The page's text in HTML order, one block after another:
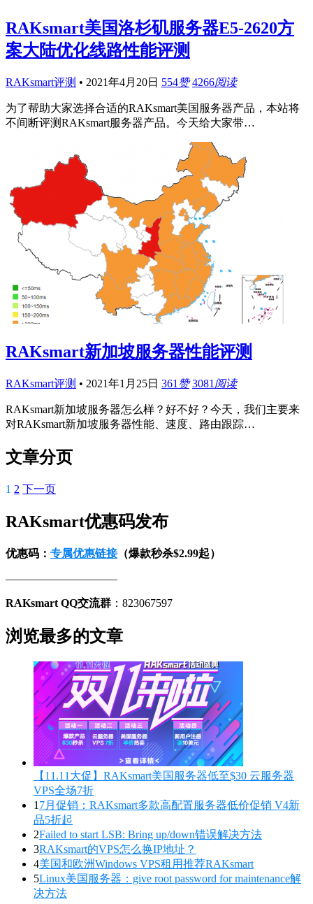
RAKsmart美国洛杉矶服务器E5-2620方
案大陆优化线路性能评测
RAKsmart评测 • 2021年4月20日 554赞 4266阅读
为了帮助大家选择合适的RAKsmart美国服务器产品，本站将
不间断评测RAKsmart服务器产品。今天给大家带…
RAKsmart新加坡服务器性能评测
RAKsmart评测 • 2021年1月25日 361 赞 3081 阅读
RAKsmart新加坡服务器怎么样？好不好？今天，我们主要来
对RAKsmart新加坡服务器性能、速度、路由跟踪…
文章分页
1 2 下一页
RAKsmart优惠码发布
优惠码： 专属优惠链接（爆款秒杀$2.99起）
——————————
RAKsmart QQ交流群 ：823067597
浏览最多的文章
【11.11大促】RAKsmart美国服务器低至$30 云服务器
VPS全场7折
1 7月促销：RAKsmart多款高配置服务器低价促销 V4新
品5折起
2Failed to start LSB: Bring up/down错误解决方法
3RAKsmart的VPS怎么换IP地址？
4美国和欧洲Windows VPS租用推荐RAKsmart
5Linux美国服务器：give root password for maintenance解
决方法